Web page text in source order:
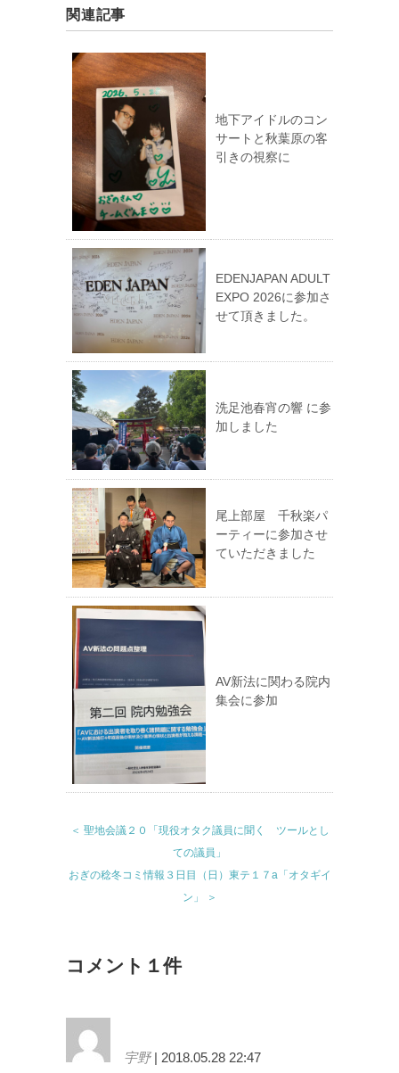
関連記事
地下アイドルのコン
サートと秋葉原の客
引きの視察に
EDENJAPAN ADULT
EXPO 2026に参加さ
せて頂きました。
洗足池春宵の響 に参
加しました
尾上部屋 千秋楽パ
ーティーに参加させ
ていただきました
AV新法に関わる院内
集会に参加
＜ 聖地会議２０「現役オタク議員に聞く ツールとし
ての議員」
おぎの稔冬コミ情報３日目（日）東テ１７a「オタギイ
ン」 ＞
コメント１件
宇野| 2018.05.28 22:47